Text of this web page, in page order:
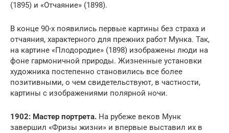
(1895) и «Отчаяние» (1898).
В конце 90-х появились первые картины без страха и
отчаяния, характерного для прежних работ Мунка. Так,
на картине «Плодородие» (1898) изображены люди на
фоне гармоничной природы. Жизненные установки
художника постепенно становились все более
позитивными, о чем свидетельствуют, в частности,
картины с изображениями полярной ночи.
1902: Мастер портрета. На рубеже веков Мунк
завершил «Фризы жизни» и впервые выставил их в